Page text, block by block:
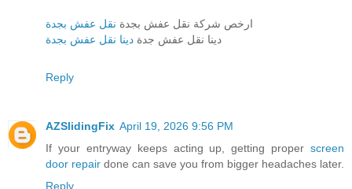
ارخص شركة نقل عفش بجدة نقل عفش بجدة
دينا نقل عفش جدة دينا نقل عفش بجدة
Reply
AZSlidingFix April 19, 2026 9:56 PM
If your entryway keeps acting up, getting proper screen
door repair done can save you from bigger headaches later.
Reply